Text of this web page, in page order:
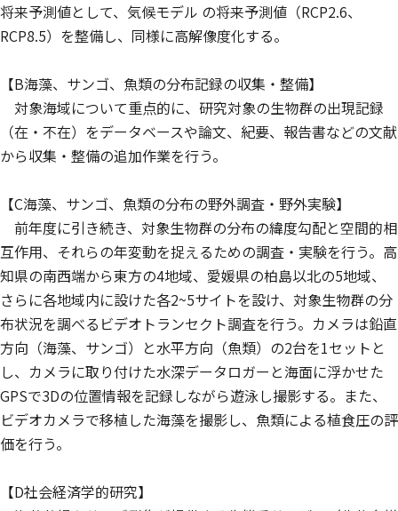
将来予測値として、気候モデル の将来予測値（RCP2.6、
RCP8.5）を整備し、同様に高解像度化する。
【B海藻、サンゴ、魚類の分布記録の収集・整備】
対象海域について重点的に、研究対象の生物群の出現記録
（在・不在）をデータベースや論文、紀要、報告書などの文献
から収集・整備の追加作業を行う。
【C海藻、サンゴ、魚類の分布の野外調査・野外実験】
前年度に引き続き、対象生物群の分布の緯度勾配と空間的相
互作用、それらの年変動を捉えるための調査・実験を行う。高
知県の南西端から東方の4地域、愛媛県の柏島以北の5地域、
さらに各地域内に設けた各2~5サイトを設け、対象生物群の分
布状況を調べるビデオトランセクト調査を行う。カメラは鉛直
方向（海藻、サンゴ）と水平方向（魚類）の2台を1セットと
し、カメラに取り付けた水深データロガーと海面に浮かせた
GPSで3Dの位置情報を記録しながら遊泳し撮影する。また、
ビデオカメラで移植した海藻を撮影し、魚類による植食圧の評
価を行う。
【D社会経済学的研究】